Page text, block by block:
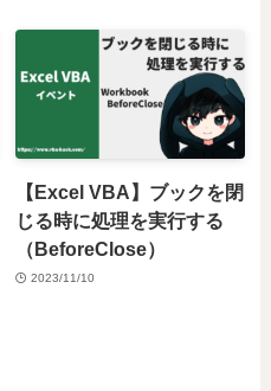
【Excel VBA】ブックを閉
じる時に処理を実行する
（BeforeClose）
2023/11/10